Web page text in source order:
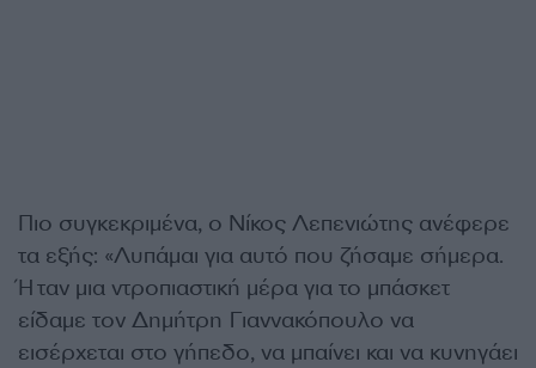
Πιο συγκεκριμένα, ο Νίκος Λεπενιώτης ανέφερε
τα εξής: «Λυπάμαι για αυτό που ζήσαμε σήμερα.
Ήταν μια ντροπιαστική μέρα για το μπάσκετ
είδαμε τον Δημήτρη Γιαννακόπουλο να
εισέρχεται στο γήπεδο, να μπαίνει και να κυνηγάει